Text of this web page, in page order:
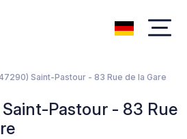
Saint-Pastour - 83 Rue de la Gare
Pastour - 83 Rue